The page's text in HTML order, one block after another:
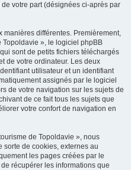
votre part (désignées ci-après par
manières différentes. Premièrement,
Topoldavie », le logiciel phpBB
sont de petits fichiers téléchargés
de votre ordinateur. Les deux
utilisateur et un identifiant
assignés par le logiciel
de votre navigation sur les sujets de
de ce fait tous les sujets que
votre confort de navigation en
de Topoldavie », nous
de cookies, externes au
les pages créées par le
récupérer les informations que